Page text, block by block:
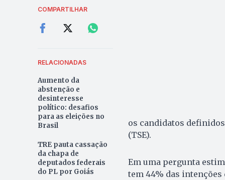
COMPARTILHAR
RELACIONADAS
Aumento da
abstenção e
desinteresse
político: desafios
para as eleições no
Brasil
TRE pauta cassação
da chapa de
deputados federais
do PL por Goiás
os candidatos
(TSE).
Em uma pergunta
tem 44% das